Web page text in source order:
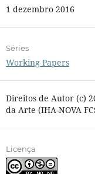
1 dezembro 2016
Séries
Working Papers
Direitos de Autor (c)
da Arte (IHA-NOVA
Licença